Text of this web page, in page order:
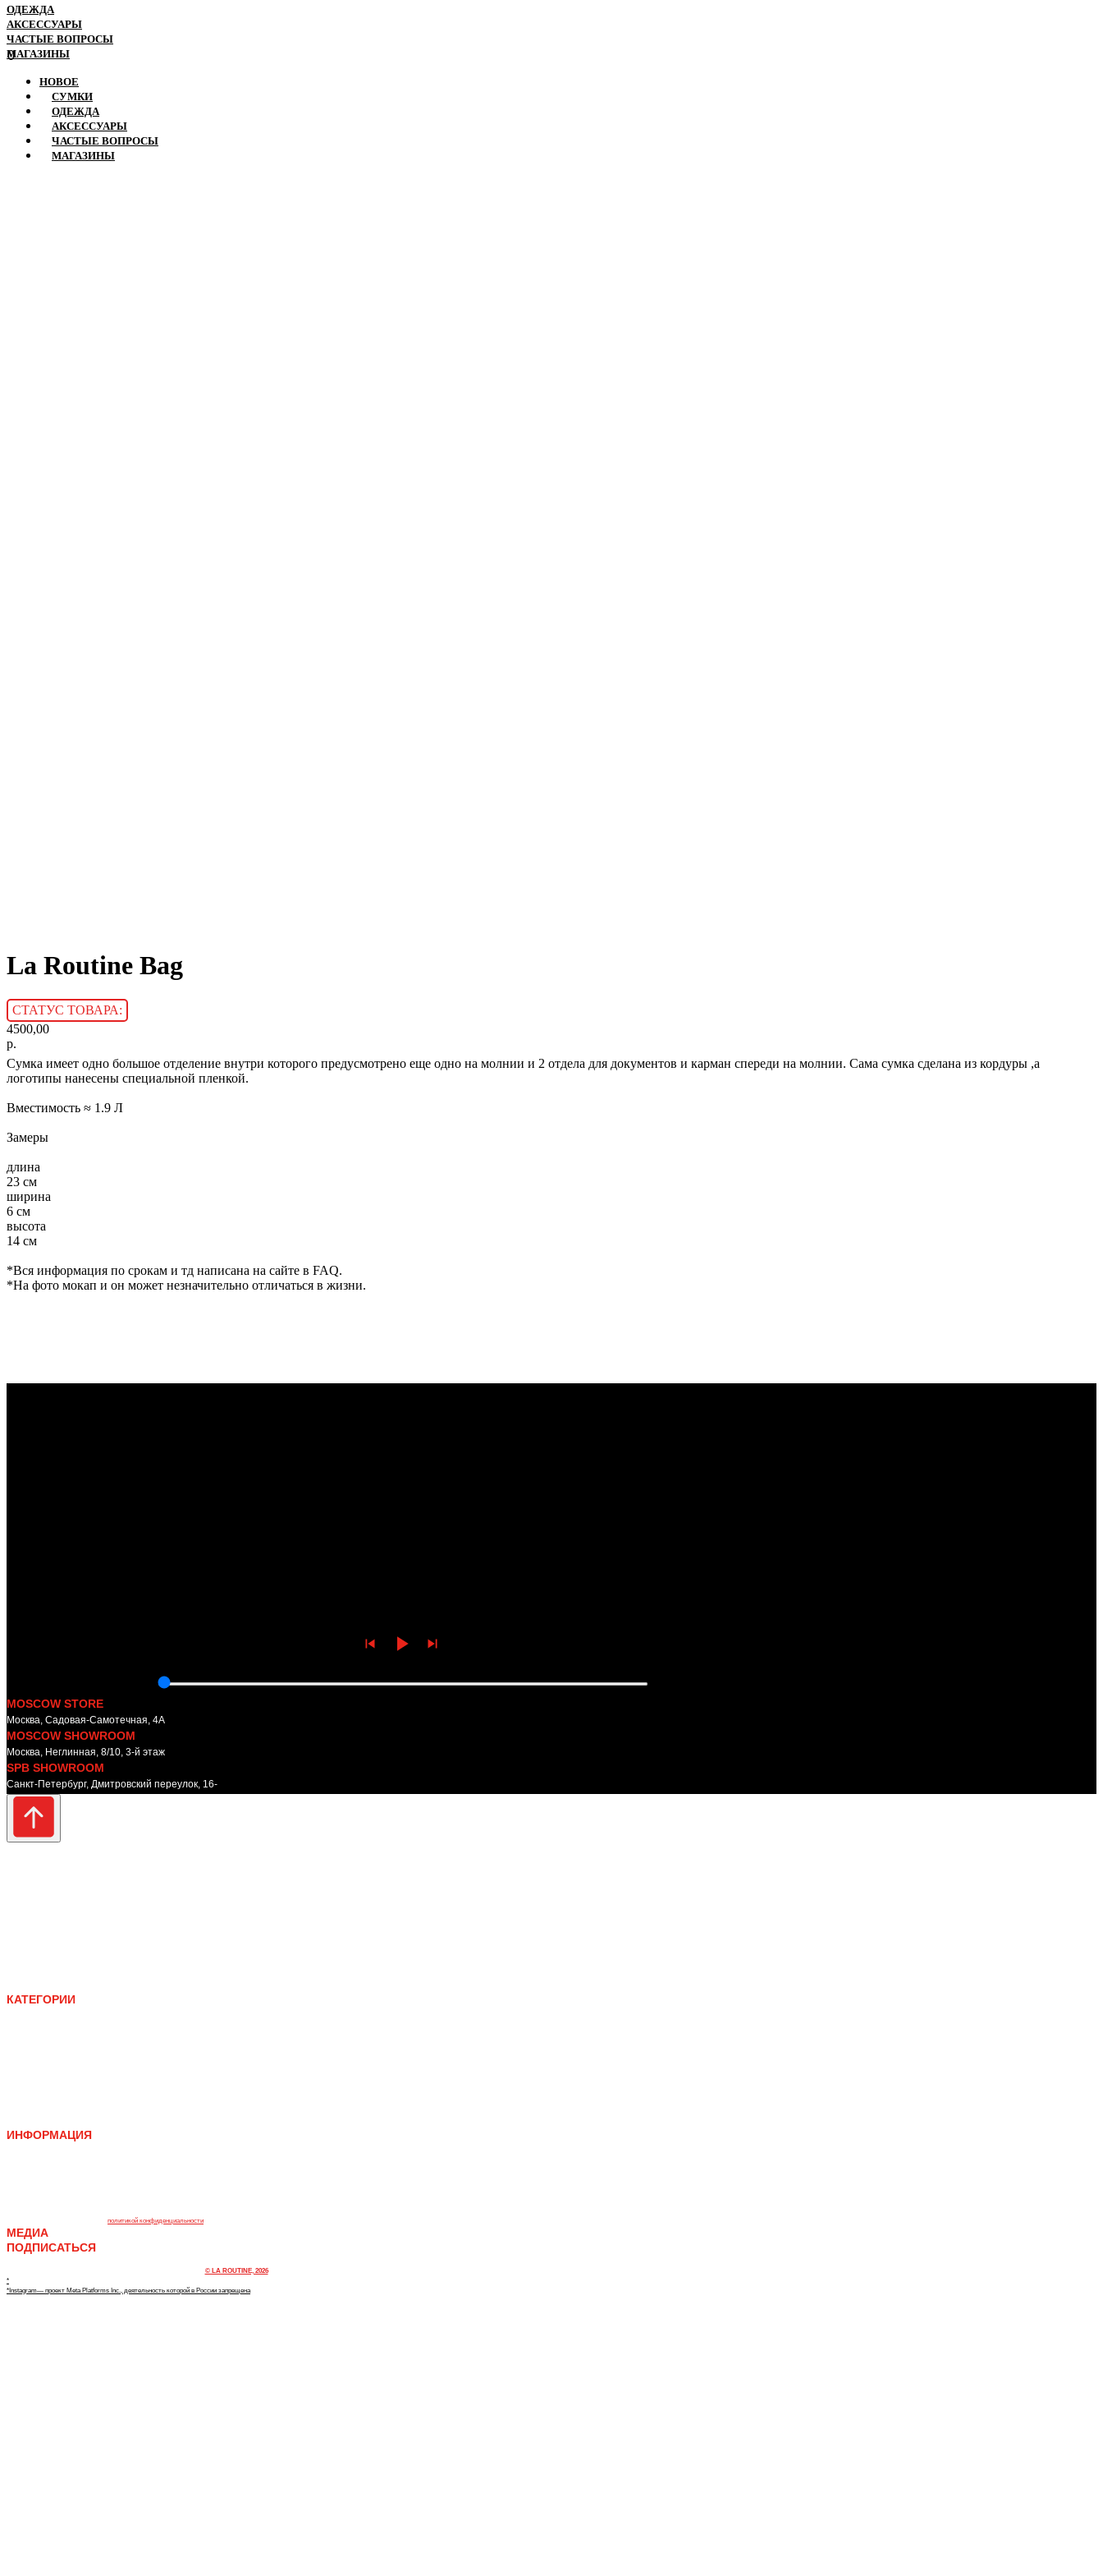
0
ОДЕЖДА
АКСЕССУАРЫ
ЧАСТЫЕ ВОПРОСЫ
МАГАЗИНЫ
НОВОЕ
СУМКИ
ОДЕЖДА
АКСЕССУАРЫ
ЧАСТЫЕ ВОПРОСЫ
МАГАЗИНЫ
ПОИСК
La Routine Bag
4500,00
р.
Сумка имеет одно большое отделение внутри которого предусмотрено еще одно на молнии и 2 отдела для документов и карман спереди на молнии. Сама сумка сделана из кордуры ,а
логотипы нанесены специальной пленкой.
Вместимость ≈ 1.9 Л
Замеры
длина
23 см
ширина
6 см
высота
14 см
*Вся информация по срокам и тд написана на сайте в FAQ.
*На фото мокап и он может незначительно отличаться в жизни.
MOSCOW STORE
Москва, Садовая-Самотечная, 4А
MOSCOW SHOWROOM
Москва, Неглинная, 8/10, 3-й этаж
SPB SHOWROOM
Санкт-Петербург, Дмитровский переулок, 16-
18/6
КАТЕГОРИИ
ИНФОРМАЦИЯ
политикой конфиденциальности
МЕДИА
ПОДПИСАТЬСЯ
© LA ROUTINE, 2026
*
*Instagram— проект Meta Platforms Inc., деятельность которой в России запрещена